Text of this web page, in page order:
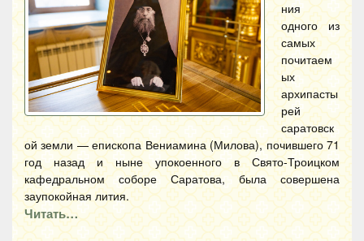
ния
одного из
самых
почитаем
ых
архипасты
рей
саратовск
ой земли — епископа Вениамина (Милова), почившего 71
год назад и ныне упокоенного в Свято-Троицком
кафедральном соборе Саратова, была совершена
заупокойная лития.
Читать…